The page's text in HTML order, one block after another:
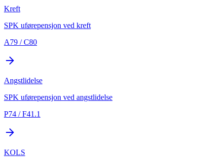
Kreft
SPK uførepensjon ved kreft
A79 / C80
Angstlidelse
SPK uførepensjon ved angstlidelse
P74 / F41.1
KOLS